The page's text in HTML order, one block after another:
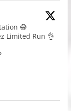
😅
Limited Run 👌